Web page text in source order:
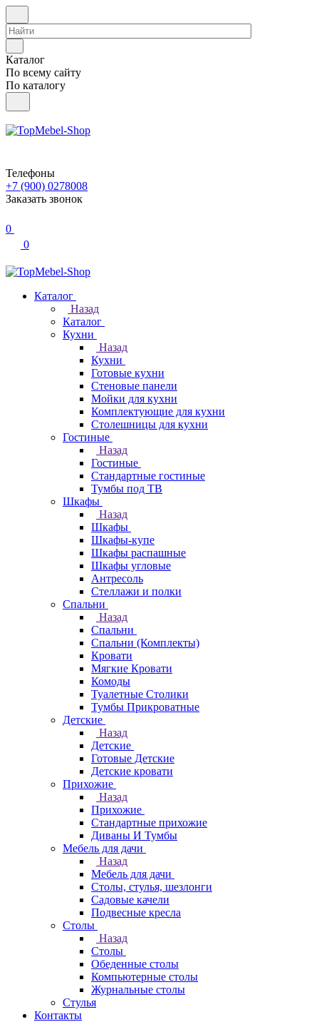
Каталог
По всему сайту
По каталогу
Телефоны
+7 (900) 0278008
Заказать звонок
0
0
Каталог
Назад
Каталог
Кухни
Назад
Кухни
Готовые кухни
Стеновые панели
Мойки для кухни
Комплектующие для кухни
Столешницы для кухни
Гостиные
Назад
Гостиные
Стандартные гостиные
Тумбы под ТВ
Шкафы
Назад
Шкафы
Шкафы-купе
Шкафы распашные
Шкафы угловые
Антресоль
Стеллажи и полки
Спальни
Назад
Спальни
Спальни (Комплекты)
Кровати
Мягкие Кровати
Комоды
Туалетные Столики
Тумбы Прикроватные
Детские
Назад
Детские
Готовые Детские
Детские кровати
Прихожие
Назад
Прихожие
Стандартные прихожие
Диваны И Тумбы
Мебель для дачи
Назад
Мебель для дачи
Столы, стулья, шезлонги
Садовые качели
Подвесные кресла
Столы
Назад
Столы
Обеденные столы
Компьютерные столы
Журнальные столы
Стулья
Контакты